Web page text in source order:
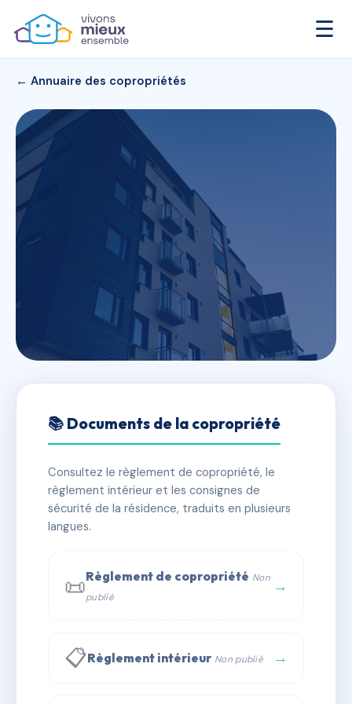
☰
← Annuaire des copropriétés
SAINT CLAIR 1
✓ Immatriculée 🏠 129 lots 🏗 3 bâtiment(s)
📞 Contacter Syndic Digital
📚 Documents de la copropriété
Consultez le règlement de copropriété, le
règlement intérieur et les consignes de
sécurité de la résidence, traduits en plusieurs
langues.
📜Règlement de copropriété Non
publié
→
📋Règlement intérieur Non publié →